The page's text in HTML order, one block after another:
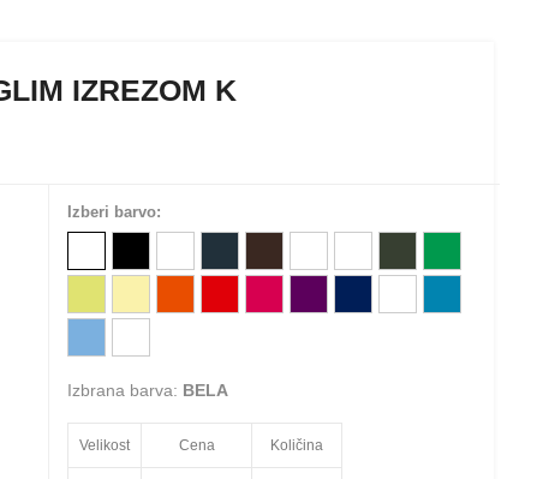
IZREZOM K
Izberi barvo:
Izbrana barva: BELA
Velikost Cena Količina